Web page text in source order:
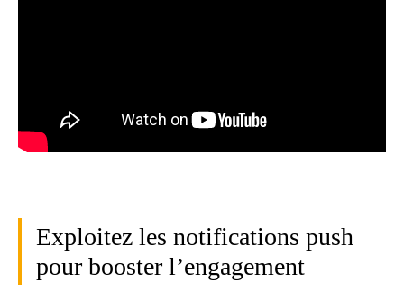
Exploitez les notifications push
pour booster l’engagement